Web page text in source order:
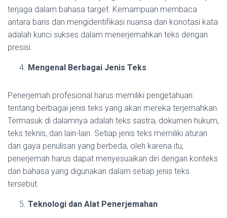
terjaga dalam bahasa target. Kemampuan membaca
antara baris dan mengidentifikasi nuansa dan konotasi kata
adalah kunci sukses dalam menerjemahkan teks dengan
presisi.
Mengenal Berbagai Jenis Teks
Penerjemah profesional harus memiliki pengetahuan
tentang berbagai jenis teks yang akan mereka terjemahkan.
Termasuk di dalamnya adalah teks sastra, dokumen hukum,
teks teknis, dan lain-lain. Setiap jenis teks memiliki aturan
dan gaya penulisan yang berbeda, oleh karena itu,
penerjemah harus dapat menyesuaikan diri dengan konteks
dan bahasa yang digunakan dalam setiap jenis teks
tersebut.
Teknologi dan Alat Penerjemahan